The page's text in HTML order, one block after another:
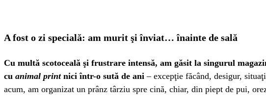
A fost o zi specială: am murit şi înviat… înainte de sală
Cu multă scotoceală şi frustrare intensă, am găsit la singurul
cu animal printnici într-o sută de ani– excepţie făcând, desigur,
acum, am organizat un prânz târziu spre cină, chiar, din piept de pui,